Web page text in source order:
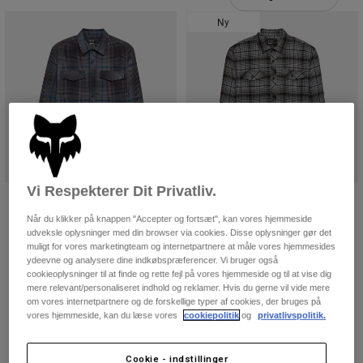
Bukser
Shorts
Jakker
Handsker
Beskyttelser
Briller
Sokker
Tilbehør
Handsker
Jakker
Protections
Sokker
Tasker & tilbehør
Spare parts
Se alle
Women
T-Shirts & Tops
Hoodies og sweatre
Bukser & Shorts
Shirts
Se alle
Youth
Goggles
Socks
Se alle
Moto
Helmets
Jerseys
Pants
Boots
Guards
Gloves
Goggles
Survivalist Fire Long Sleeve Flannel-
skjorte
Product swatch type of Cognacgrøn.
Product swatch type of Mørk brun.
Product swatch type of Dark Shadow Grey.
Ny
Survivalist Core Flannel Long
Sleeve Shirt
Product swatch type of Stålgrå.
Product swatch type of
Vi Respekterer Dit Privatliv.
Når du klikker på knappen "Accepter og fortsæt", kan vores hjemmeside
udveksle oplysninger med din browser via cookies. Disse oplysninger gør det
muligt for vores marketingteam og internetpartnere at måle vores hjemmesides
ydeevne og analysere dine indkøbspræferencer. Vi bruger også
cookieoplysninger til at finde og rette fejl på vores hjemmeside og til at vise dig
mere relevant/personaliseret indhold og reklamer. Hvis du gerne vil vide mere
om vores internetpartnere og de forskellige typer af cookies, der bruges på
vores hjemmeside, kan du læse vores
cookiepolitik og privatlivspolitik.
Cookie - indstillinger